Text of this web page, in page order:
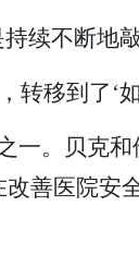
续不断地
转移到了‘
。贝克和
善医院